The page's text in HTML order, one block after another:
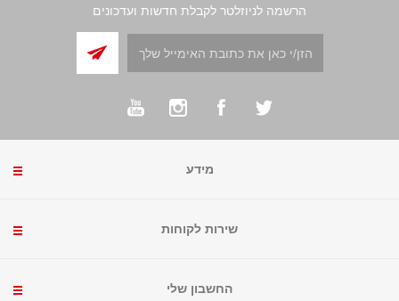
הרשמה לניוזלטר לקבלת חדשות ועדכונים
מידע
שירות לקוחות
החשבון שלי